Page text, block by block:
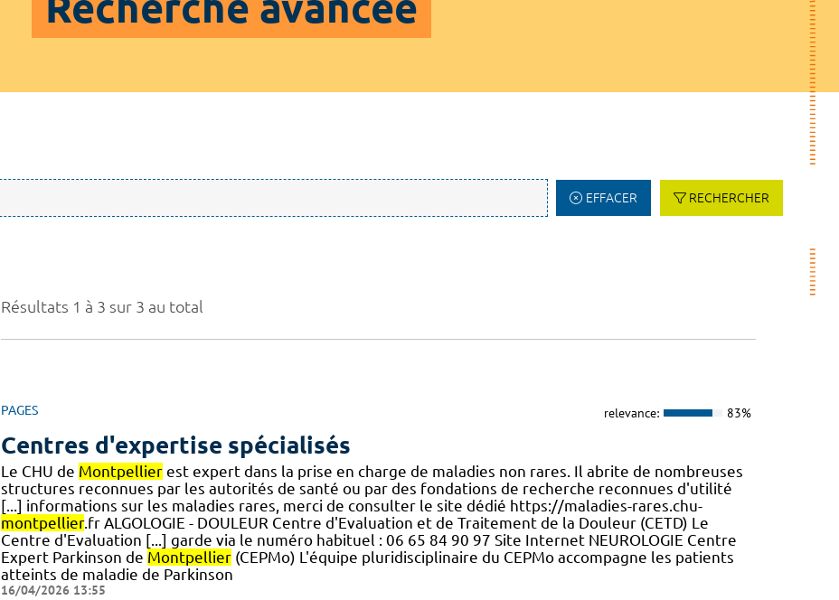
EFFACER RECHERCHER
Résultats 1 à 3 sur 3 au total
PAGES relevance: 83%
Centres d'expertise spécialisés
Le CHU de Montpellierest expert dans la prise en charge de maladies non rares. Il abrite de nombreuses
structures reconnues par les autorités de santé ou par des fondations de recherche reconnues d'utilité
[...] informations sur les maladies rares, merci de consulter le site dédié https://maladies-rares.chu-
montpellier.fr ALGOLOGIE - DOULEUR Centre d'Evaluation et de Traitement de la Douleur (CETD) Le
Centre d'Evaluation [...] garde via le numéro habituel : 06 65 84 90 97 Site Internet NEUROLOGIE Centre
Expert Parkinson de Montpellier(CEPMo) L'équipe pluridisciplinaire du CEPMo accompagne les patients
atteints de maladie de Parkinson
16/04/2026 13:55